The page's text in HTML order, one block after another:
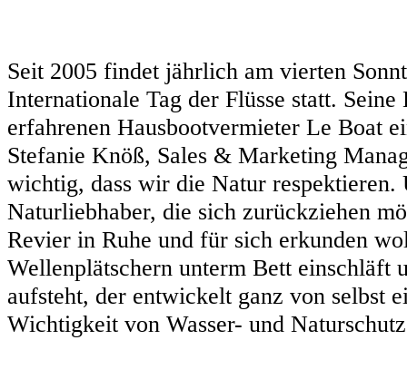
Seit 2005 findet jährlich am vierten
Internationale Tag der Flüsse statt.
erfahrenen Hausbootvermieter Le Boat
Stefanie Knöß, Sales & Marketing
wichtig, dass wir die Natur respektieren.
Naturliebhaber, die sich zurückziehen
Revier in Ruhe und für sich erkunden
Wellenplätschern unterm Bett einschläft
aufsteht, der entwickelt ganz von selbst
Wichtigkeit von Wasser- und